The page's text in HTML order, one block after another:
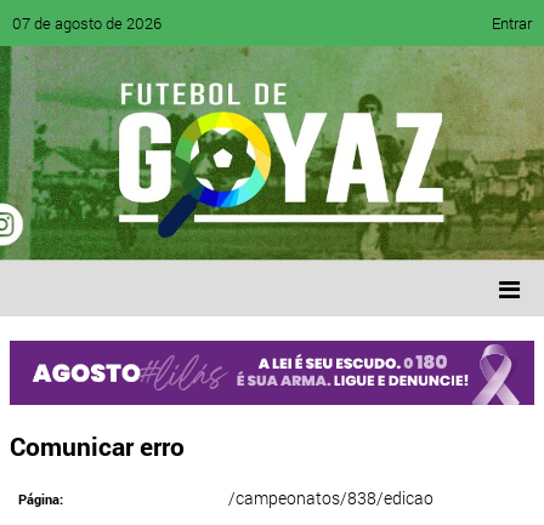
07 de agosto de 2026 Entrar
Comunicar erro
Página: /campeonatos/838/edicao